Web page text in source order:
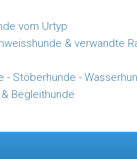
vom Urtyp
& verwandte
- Stöberhunde -
Begleithunde